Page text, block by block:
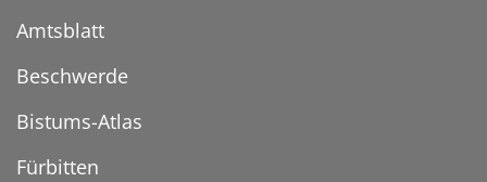
Amtsblatt
Beschwerde
Bistums-Atlas
Fürbitten